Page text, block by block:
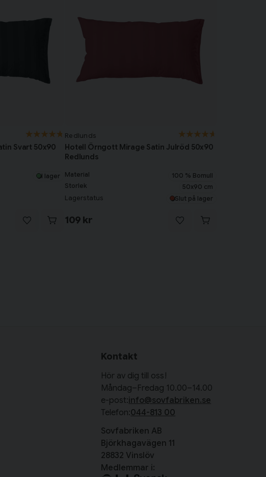
Svart 50x90
I lager
Redlunds
Hotell Örngott Mirage Satin Julröd 50x90
Redlunds
Material
100 % Bomull
Storlek
50x90 cm
Lagerstatus Slut på lager
109 kr
Kontakt
Hör av dig till oss!
Måndag–Fredag 10.00–14.00
e-post:info@sovfabriken.se
Telefon:044-813 00
Sovfabriken AB
Björkhagavägen 11
28832 Vinslöv
Medlemmar i: